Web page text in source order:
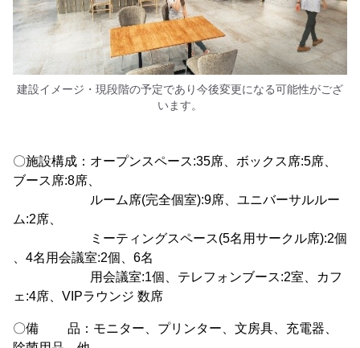
建設イメージ・現段階の予定であり今後変更になる可能性がござ
います。
〇施設構成：オープンスペース:35席、ボックス席:5席、
ブース席:8席、
ルーム席(完全個室):9席、ユニバーサルルー
ム:2席、
ミーティングスペース(5名用サークル席):2個
、4名用会議室:2個、6名
用会議室:1個、テレフォンブース:2室、カフ
ェ:4席、VIPラウンジ 数席
〇備 品：モニター、プリンター、文房具、充電器、